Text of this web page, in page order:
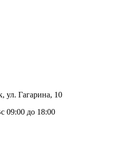
ул. Гагарина, 10
09:00 до 18:00